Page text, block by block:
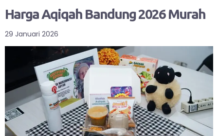
Harga Aqiqah Bandung 2026 Murah
29 Januari 2026